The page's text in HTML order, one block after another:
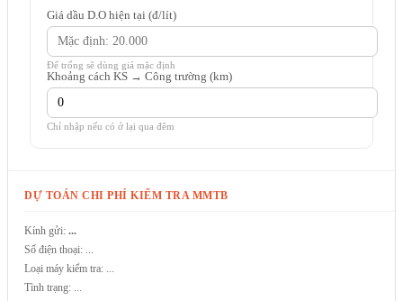
Giá dầu D.O hiện tại (đ/lít)
Để trống sẽ dùng giá mặc định
Khoảng cách KS → Công trường (km)
Chỉ nhập nếu có ở lại qua đêm
DỰ TOÁN CHI PHÍ KIỂM TRA MMTB
Kính gửi: ...
Số điện thoại: ...
Loại máy kiểm tra: ...
Tình trạng: ...